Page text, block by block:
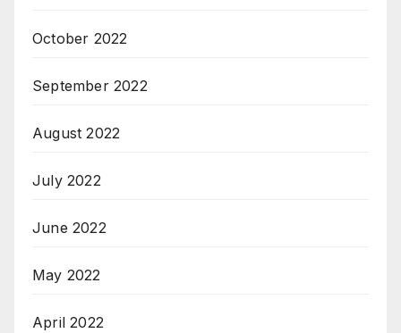
October 2022
September 2022
August 2022
July 2022
June 2022
May 2022
April 2022